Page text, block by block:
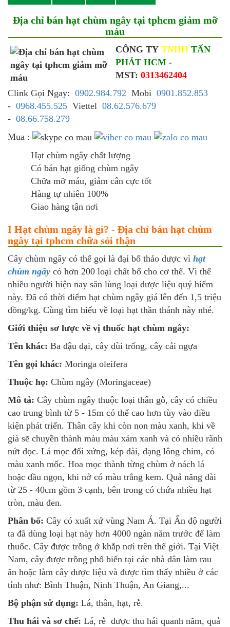
Địa chỉ bán hạt chùm ngây tại tphcm giảm mỡ
máu
CÔNG TY TNHH TẤN
PHÁT HCM -
MST: 0313462404
Clink Gọi Ngay: 0902.984.792 Mobi 0901.852.853
- 0968.455.525 Viettel 08.62.576.679
- 08.66.758.279
Mua :
Hạt chùm ngây chất lượng
Có bán hạt giống chùm ngây
Chữa mỡ máu, giảm cân cực tốt
Hàng tự nhiên 100%
Giao hàng tận nơi
I Hạt chùm ngây là gì? - Địa chỉ bán hạt chùm
ngây tại tphcm chữa sỏi thận
Cây chùm ngây có thể gọi là đại bổ thảo dược vì hạt
chùm ngây có hơn 200 loại chất bổ cho cơ thể. Vì thế
nhiều người hiện nay săn lùng loại dược liệu quý hiếm
này. Đã có thời điểm hạt chùm ngây giá lên đến 1,5 triệu
đồng/kg. Cùng tìm hiểu về loại hạt thần thánh này nhé.
Giới thiệu sơ lược về vị thuốc hạt chùm ngây:
Tên khác: Ba đậu dại, cây dùi trống, cây cải ngựa
Tên gọi khác: Moringa oleifera
Thuộc họ: Chùm ngây (Moringaceae)
Mô tả: Cây chùm ngây thuộc loại thân gỗ, cây có chiều
cao trung bình từ 5 - 15m có thể cao hơn tùy vào điều
kiện phát triển. Thân cây khi còn non màu xanh, khi về
già sẽ chuyền thành màu màu xám xanh và có nhiều rãnh
nứt dọc. Lá mọc đối xứng, kép dài, dạng lông chim, có
màu xanh mốc. Hoa mọc thành từng chùm ở nách lá
hoặc đầu ngọn, khi nở có màu trắng kem. Quả năng dài
từ 25 - 40cm gồm 3 cạnh, bên trong có chứa nhiều hạt
tròn, màu đen.
Phân bố: Cây có xuất xứ vùng Nam Á. Tại Ấn độ người
ta đã dùng loại hạt này hơn 4000 ngàn năm trước để làm
thuốc. Cây được trồng ở khắp nơi trên thế giới. Tại Việt
Nam, cây được trồng phổ biến tại các nhà dân làm rau
ăn hoặc làm cây dược liệu và được tìm thấy nhiều ở các
tỉnh như: Bình Thuận, Ninh Thuận, An Giang,...
Bộ phận sử dụng: Lá, thân, hạt, rễ.
Thu hái và sơ chế: Lá, rễ được thu hái quanh năm, quả